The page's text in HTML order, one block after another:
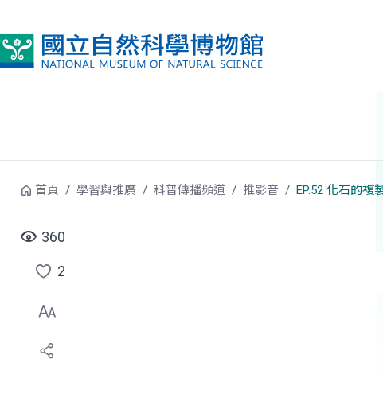
首頁 學習與推廣 科普傳播頻道 推影音 EP.52 化石的複
360
點
選
喜
2